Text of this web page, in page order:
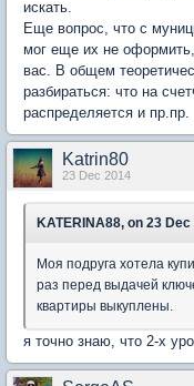
искать.
Еще вопрос, что с
мог еще их не
вас. В общем
разбираться: что на
распределяется и пр.пр.
Katrin80
23 Dec 2014
KATERINA88, on 23
Моя подруга хотела
раз перед выдачей
квартиры выкуплены.
я точно знаю, что 2-х